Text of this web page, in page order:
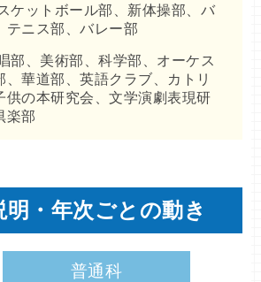
ケットボール部、新体操部、バ
テニス部、バレー部
部、美術部、科学部、オーケス
、華道部、英語クラブ、カトリ
供の本研究会、文学演劇表現研
楽部
明・年次ごとの動き
普通科